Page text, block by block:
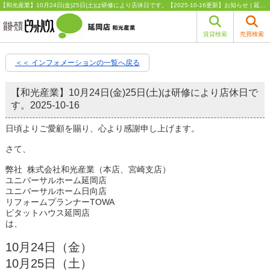
賃貸検索 売買検索
＜＜ インフォメーションの一覧へ戻る
【和光産業】10月24日(金)25日(土)は研修により店休日で
す。 2025-10-16
日頃よりご愛顧を賜り、心より感謝申し上げます。
さて、
弊社 株式会社和光産業（本店、宮崎支店）
ユニバーサルホーム延岡店
ユニバーサルホーム日向店
リフォームプランナーTOWA
ピタットハウス延岡店
は、
10月24日（金）
10月25日（土）